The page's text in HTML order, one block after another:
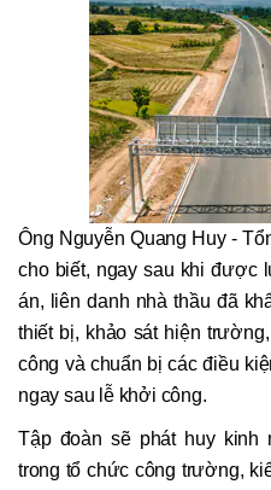
Ông Nguyễn Quang Huy -
cho biết, ngay sau khi được
án, liên danh nhà thầu đã
thiết bị, khảo sát hiện
công và chuẩn bị các điều
ngay sau lễ khởi công.
Tập đoàn sẽ phát huy kinh
trong tổ chức công trường,